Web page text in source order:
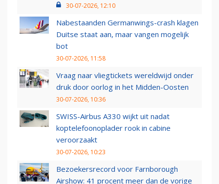
30-07-2026, 12:10
Nabestaanden Germanwings-crash klagen
Duitse staat aan, maar vangen mogelijk
bot
30-07-2026, 11:58
Vraag naar vliegtickets wereldwijd onder
druk door oorlog in het Midden-Oosten
30-07-2026, 10:36
SWISS-Airbus A330 wijkt uit nadat
koptelefoonoplader rook in cabine
veroorzaakt
30-07-2026, 10:23
Bezoekersrecord voor Farnborough
Airshow: 41 procent meer dan de vorige